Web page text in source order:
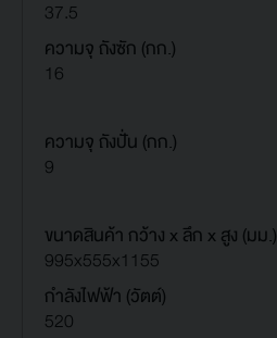
37.5
ความจุ ถังซัก (กก.)
16
ความจุ ถังปั่น (กก.)
9
ขนาดสินค้า กว้าง x ลึก x สูง (มม.)
995x555x1155
กำลังไฟฟ้า (วัตต์)
520